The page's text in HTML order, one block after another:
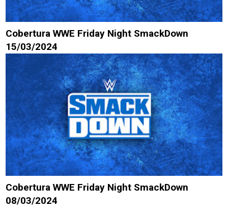
Cobertura WWE Friday Night SmackDown
15/03/2024
Cobertura WWE Friday Night SmackDown
08/03/2024